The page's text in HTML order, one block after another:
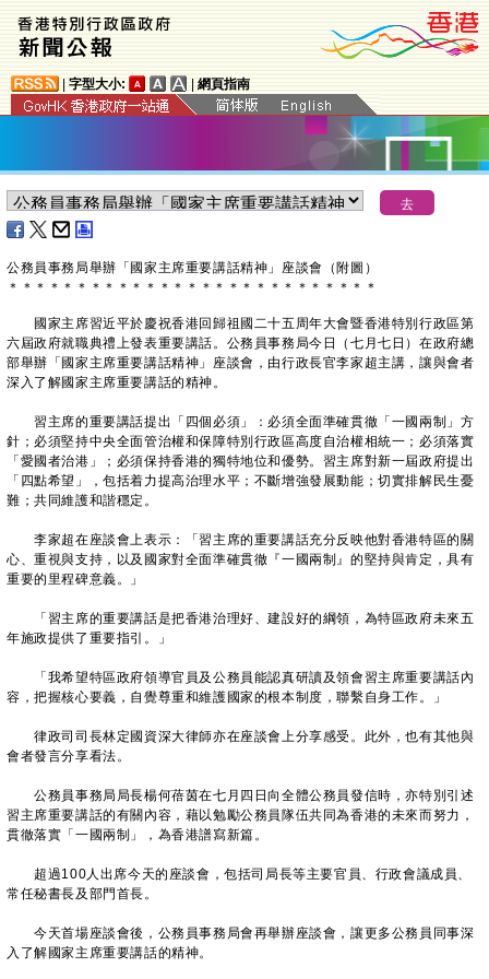
字型大小: 網頁指南
​公務員事務局舉辦「國家主席重要講話精神」座談會（附圖）
＊ ＊ ＊ ＊ ＊ ＊ ＊ ＊ ＊ ＊ ＊ ＊ ＊ ＊ ＊ ＊ ＊ ＊ ＊ ＊ ＊ ＊ ＊ ＊ ＊ ＊ ＊
國家主席習近平於慶祝香港回歸祖國二十五周年大會暨香港特別行政區第
六屆政府就職典禮上發表重要講話。公務員事務局今日（七月七日）在政府總
部舉辦「國家主席重要講話精神」座談會，由行政長官李家超主講，讓與會者
深入了解國家主席重要講話的精神。
習主席的重要講話提出「四個必須」：必須全面準確貫徹「一國兩制」方
針；必須堅持中央全面管治權和保障特別行政區高度自治權相統一；必須落實
「愛國者治港」；必須保持香港的獨特地位和優勢。習主席對新一屆政府提出
「四點希望」，包括着力提高治理水平；不斷增強發展動能；切實排解民生憂
難；共同維護和諧穩定。
李家超在座談會上表示：「習主席的重要講話充分反映他對香港特區的關
心、重視與支持，以及國家對全面準確貫徹『一國兩制』的堅持與肯定，具有
重要的里程碑意義。」
「習主席的重要講話是把香港治理好、建設好的綱領，為特區政府未來五
年施政提供了重要指引。」
「我希望特區政府領導官員及公務員能認真研讀及領會習主席重要講話內
容，把握核心要義，自覺尊重和維護國家的根本制度，聯繫自身工作。」
律政司司長林定國資深大律師亦在座談會上分享感受。此外，也有其他與
會者發言分享看法。
公務員事務局局長楊何蓓茵在七月四日向全體公務員發信時，亦特別引述
習主席重要講話的有關內容，藉以勉勵公務員隊伍共同為香港的未來而努力，
貫徹落實「一國兩制」，為香港譜寫新篇。
超過100人出席今天的座談會，包括司局長等主要官員、行政會議成員、
常任秘書長及部門首長。
今天首場座談會後，公務員事務局會再舉辦座談會，讓更多公務員同事深
入了解國家主席重要講話的精神。